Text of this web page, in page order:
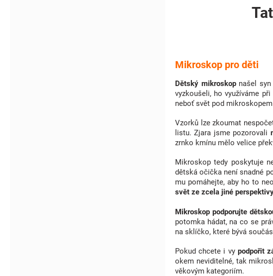
Mikroskop pro děti
Dětský mikroskopnašel syn
vyzkoušeli, ho využíváme
neboť svět pod
Vzorků lze zkoumat
listu. Zjara jsme pozorovali
zrnko kmínu mělo velice
Mikroskop tedy poskytuje
dětská očička není snadné
mu pomáhejte, aby ho to
svět ze zcela jiné
Mikroskop podporujte
potomka hádat, na co se
na sklíčko, které bývá
Pokud chcete i vy podpořit
okem neviditelné, tak
věkovým kategoriím.